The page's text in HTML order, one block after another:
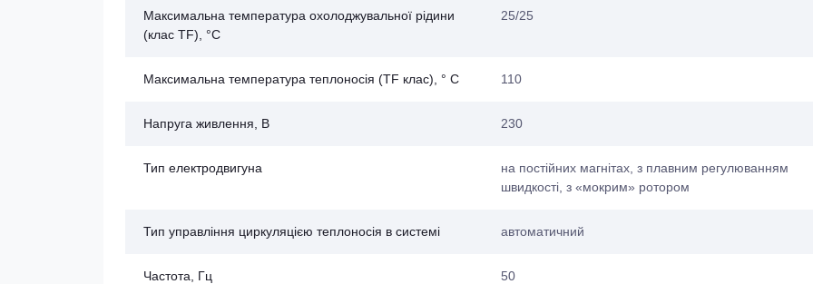
Максимальна температура охолоджувальної рідини
(клас TF), °C
25/25
Максимальна температура теплоносія (TF клас), ° С 110
Напруга живлення, В 230
Тип електродвигуна
на постійних магнітах, з плавним регулюванням
швидкості, з «мокрим» ротором
Тип управління циркуляцією теплоносія в системі автоматичний
Частота, Гц 50